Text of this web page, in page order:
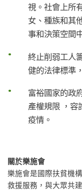
視。社會上所
女、種族和其
事和決策空間
終止削弱工人
健的法律標準
富裕國家的政
產權規限 ，容
疫情。
關於樂施會
樂施會是國際扶貧機
救援服務，與大眾共